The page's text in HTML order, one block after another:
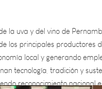
y del vino de
principales
local y generando
tradición y
reconocimiento